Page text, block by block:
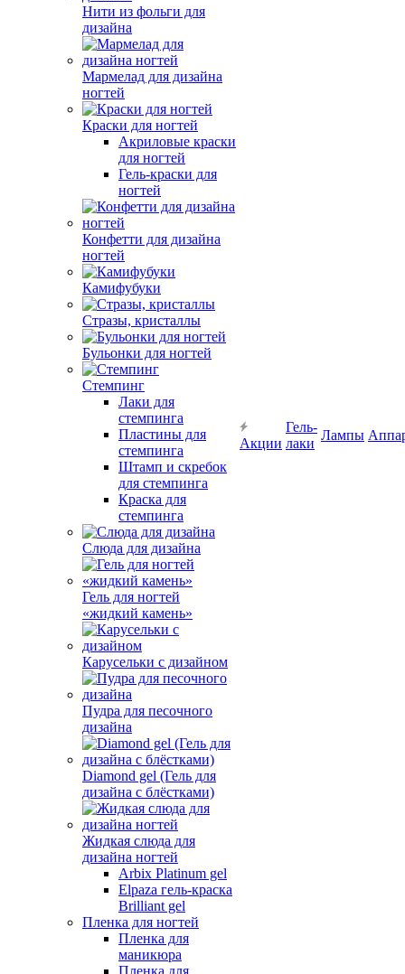
Нити из фольги для
дизайна
Мармелад для дизайна
ногтей
Краски для ногтей
Акриловые краски
для ногтей
Гель-краски для
ногтей
Конфетти для дизайна
ногтей
Камифубуки
Стразы, кристаллы
Бульонки для ногтей
Стемпинг
Лаки для
стемпинга
Пластины для
стемпинга
Штамп и скребок
для стемпинга
Краска для
стемпинга
Слюда для дизайна
Гель для ногтей
«жидкий камень»
Карусельки с дизайном
Пудра для песочного
дизайна
Diamond gel (Гель для
дизайна с блёстками)
Жидкая слюда для
дизайна ногтей
Arbix Platinum gel
Elpaza гель-краска
Brilliant gel
Пленка для ногтей
Пленка для
маникюра
Пленка для
Акции
Гель-
лаки
Лампы